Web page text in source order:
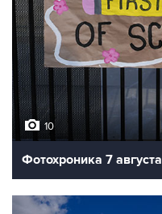
10
Фотохроника 7 августа